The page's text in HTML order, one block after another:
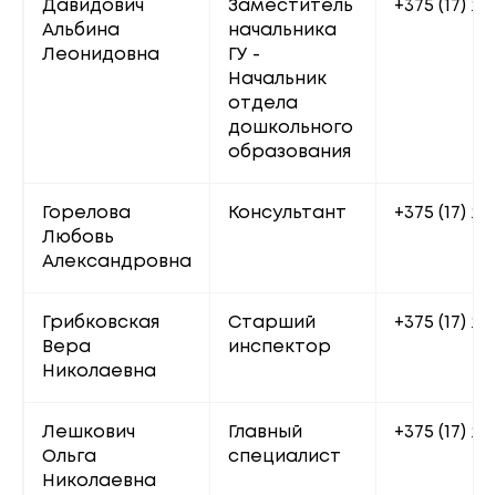
Давидович
Альбина
Леонидовна
Заместитель
начальника
ГУ -
Начальник
отдела
дошкольного
образования
+375 (17)
Горелова
Любовь
Александровна
Консультант +375 (17)
Грибковская
Вера
Николаевна
Старший
инспектор
+375 (17)
Лешкович
Ольга
Николаевна
Главный
специалист
+375 (17)